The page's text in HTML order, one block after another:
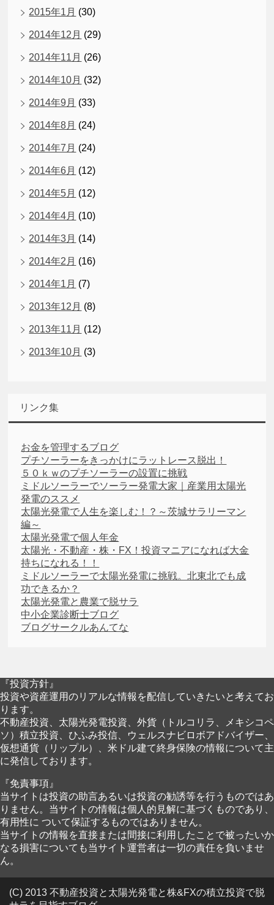
2015年1月 (30)
2014年12月 (29)
2014年11月 (26)
2014年10月 (32)
2014年9月 (33)
2014年8月 (24)
2014年7月 (24)
2014年6月 (12)
2014年5月 (12)
2014年4月 (10)
2014年3月 (14)
2014年2月 (16)
2014年1月 (7)
2013年12月 (8)
2013年11月 (12)
2013年10月 (3)
リンク集
お金を管理するブログ
プチソーラーをきっかけにラットレース脱出！
５０ｋｗのプチソーラーの設置に挑戦
ミドルソーラーでソーラー発電大家｜産業用太陽光
発電のススメ
太陽光発電で人生を楽しむ！？～茨城サラリーマン
編～
太陽光発電で個人年金
太陽光・不動産・株・FX！投資マニアになれば大金
持ちになれる！！
ミドルソーラーで太陽光発電に挑戦。北東北でも成
功できるか？
太陽光発電と農業で脱サラ
中小企業診断士ブログ
ブログサークルあんてな
『投資方針』
投資や資産運用のリアルな情報を配信していきたいと考えてお
ります。
不動産投資、太陽光発電投資、外貨（トルコリラ、メキシコペ
ソ）積立投資、ひふみ投信、ウェルスナビロボアドバイザー、
仮想通貨（リップル）、米ドル建て終身保険の情報について主
に発信しております。
『免責事項』
当サイトは投資の助言あるいは投資の勧誘等を行うものではあ
りません。当サイトの情報は個人的見解に基づくものであり、
有用性に ついて保証するものではありません。
当サイトの情報を直接または間接に利用したことで被ったいか
なる損害についても当サイト運営者は一切の責任を負いませ
ん。
(C) 2013 不動産投資と太陽光発電と株&FXの積立投資で脱